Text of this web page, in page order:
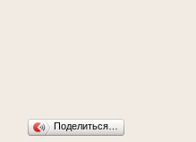
Поделиться…